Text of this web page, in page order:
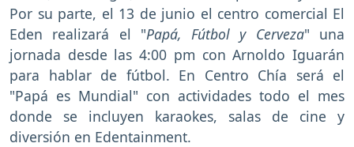
Por su parte, el 13 de junio el centro comercial El
Eden realizará el "Papá, Fútbol y Cerveza" una
jornada desde las 4:00 pm con Arnoldo Iguarán
para hablar de fútbol. En Centro Chía será el
"Papá es Mundial" con actividades todo el mes
donde se incluyen karaokes, salas de cine y
diversión en Edentainment.